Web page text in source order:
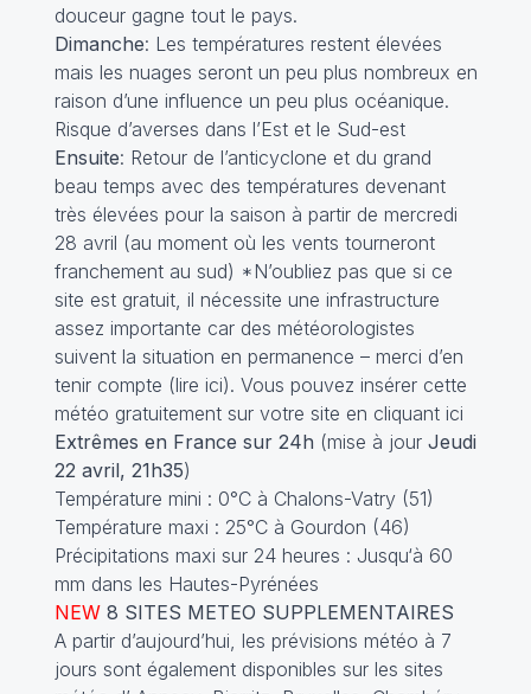
douceur gagne tout le pays.
Dimanche: Les températures restent élevées
mais les nuages seront un peu plus nombreux en
raison d’une influence un peu plus océanique.
Risque d’averses dans l’Est et le Sud-est
Ensuite: Retour de l’anticyclone et du grand
beau temps avec des températures devenant
très élevées pour la saison à partir de mercredi
28 avril (au moment où les vents tourneront
franchement au sud) *N’oubliez pas que si ce
site est gratuit, il nécessite une infrastructure
assez importante car des météorologistes
suivent la situation en permanence – merci d’en
tenir compte (lire ici). Vous pouvez insérer cette
météo gratuitement sur votre site en cliquant ici
Extrêmes en France sur 24h (mise à jour Jeudi
22 avril, 21h35)
Température mini : 0°C à Chalons-Vatry (51)
Température maxi : 25°C à Gourdon (46)
Précipitations maxi sur 24 heures : Jusqu‘à 60
mm dans les Hautes-Pyrénées
NEW 8 SITES METEO SUPPLEMENTAIRES
A partir d’aujourd’hui, les prévisions météo à 7
jours sont également disponibles sur les sites